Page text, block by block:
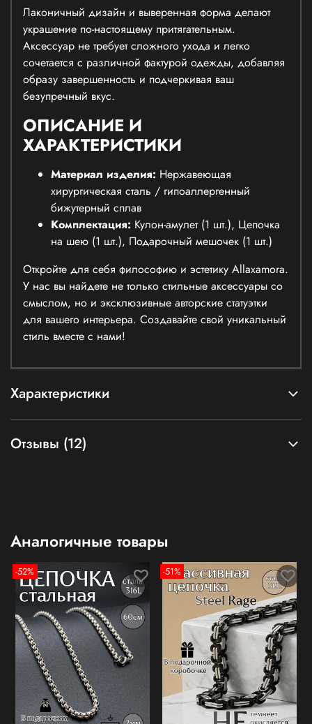
Лаконичный дизайн и выверенная форма делают
украшение по-настоящему притягательным.
Аксессуар не требует сложного ухода и легко
сочетается с различной фактурой одежды, добавляя
образу завершенность и подчеркивая ваш
безупречный вкус.
ОПИСАНИЕ И
ХАРАКТЕРИСТИКИ
Материал изделия: Нержавеющая
хирургическая сталь / гипоаллергенный
бижутерный сплав
Комплектация: Кулон-амулет (1 шт.), Цепочка
на шею (1 шт.), Подарочный мешочек (1 шт.)
Откройте для себя философию и эстетику Allaxamora.
У нас вы найдете не только стильные аксессуары со
смыслом, но и эксклюзивные авторские статуэтки
для вашего интерьера. Создавайте свой уникальный
стиль вместе с нами!
Характеристики
Отзывы (12)
Аналогичные товары
-52% -51%